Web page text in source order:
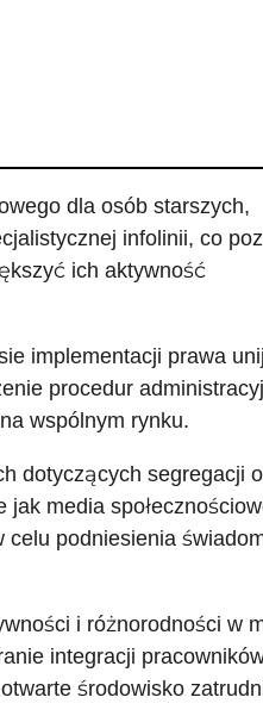
dla osób starszych,
infolinii, co
ich aktywność
implementacji prawa
procedur
wspólnym rynku.
dotyczących segregacji
media
podniesienia
i różnorodności w
integracji
środowisko